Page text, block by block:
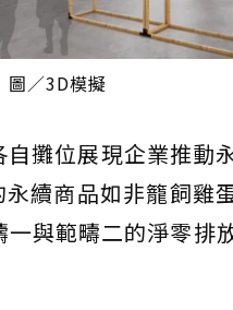
圖／3D模擬
攤位展現企業推動
續商品如非籠飼雞
與範疇二的淨零排